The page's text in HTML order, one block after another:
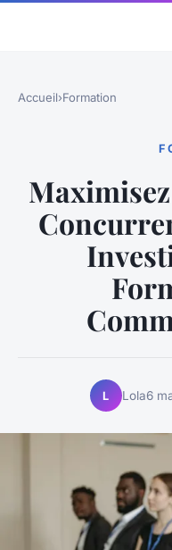
Accueil›Formation
L Lola6